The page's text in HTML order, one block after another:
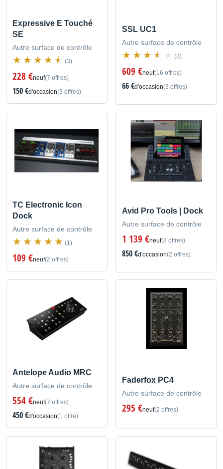
Expressive E Touché
SE
Autre surface de contrôle
(3)
228 €neuf(7 offres)
150 €d'occasion(3 offres)
SSL UC1
Autre surface de contrôle
(3)
609 €neuf(16 offres)
66 €d'occasion(3 offres)
TC Electronic Icon
Dock
Autre surface de contrôle
(1)
109 €neuf(2 offres)
Avid Pro Tools | Dock
Autre surface de contrôle
1 139 €neuf(8 offres)
850 €d'occasion(2 offres)
Antelope Audio MRC
Autre surface de contrôle
554 €neuf(7 offres)
450 €d'occasion(1 offre)
Faderfox PC4
Autre surface de contrôle
295 €neuf(2 offres)